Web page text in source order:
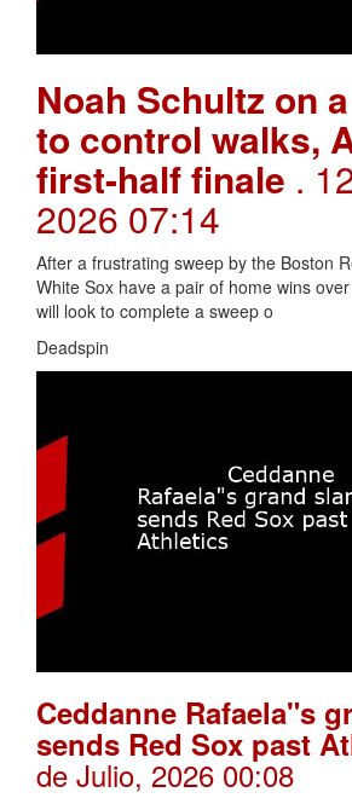
Noah Schultz on
to control walks,
first-half finale .
2026 07:14
After a frustrating sweep by the Boston
White Sox have a pair of home wins
will look to complete a sweep o
Deadspin
Ceddanne Rafaela"s
sends Red Sox past
de Julio, 2026 00:08